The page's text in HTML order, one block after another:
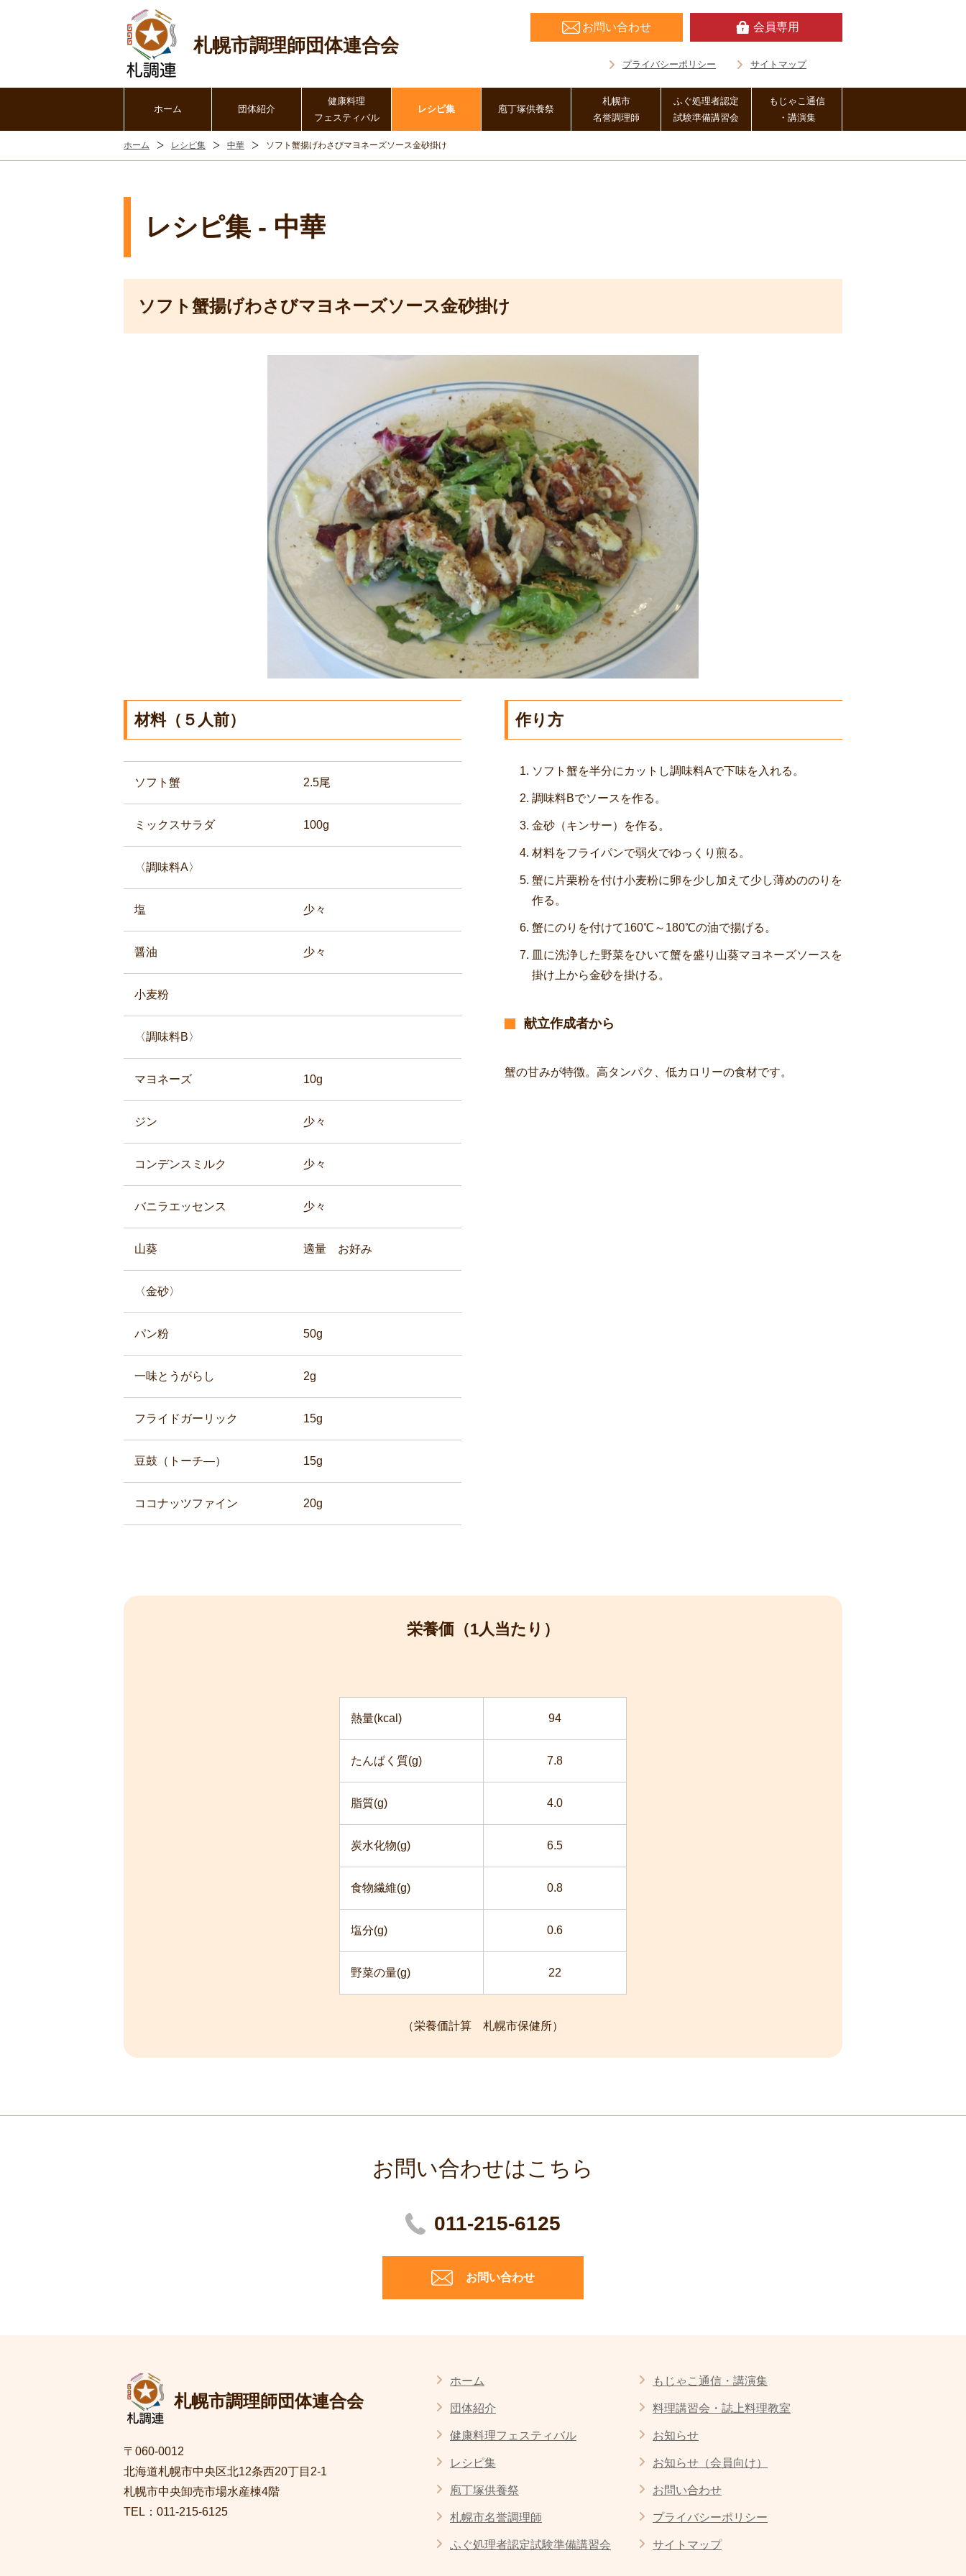
札幌市調理師団体連合会
会員専用
お問い合わせ
プライバシーポリシー サイトマップ
ホーム 団体紹介
健康料理
フェスティバル
レシピ集 庖丁塚供養祭
札幌市
名誉調理師
ふぐ処理者認定
試験準備講習会
もじゃこ通信
・講演集
ホーム レシピ集 中華 ソフト蟹揚げわさびマヨネーズソース金砂掛け
レシピ集 - 中華
ソフト蟹揚げわさびマヨネーズソース金砂掛け
材料（５人前）
ソフト蟹 2.5尾
ミックスサラダ 100g
〈調味料A〉
塩 少々
醤油 少々
小麦粉
〈調味料B〉
マヨネーズ 10g
ジン 少々
コンデンスミルク 少々
バニラエッセンス 少々
山葵 適量 お好み
〈金砂〉
パン粉 50g
一味とうがらし 2g
フライドガーリック 15g
豆鼓（トーチ―） 15g
ココナッツファイン 20g
作り方
ソフト蟹を半分にカットし調味料Aで下味を入れる。
調味料Bでソースを作る。
金砂（キンサー）を作る。
材料をフライパンで弱火でゆっくり煎る。
蟹に片栗粉を付け小麦粉に卵を少し加えて少し薄めののりを
作る。
蟹にのりを付けて160℃～180℃の油で揚げる。
皿に洗浄した野菜をひいて蟹を盛り山葵マヨネーズソースを
掛け上から金砂を掛ける。
献立作成者から
蟹の甘みが特徴。高タンパク、低カロリーの食材です。
栄養価（1人当たり）
熱量(kcal) 94
たんぱく質(g) 7.8
脂質(g) 4.0
炭水化物(g) 6.5
食物繊維(g) 0.8
塩分(g) 0.6
野菜の量(g) 22
（栄養価計算 札幌市保健所）
お問い合わせはこちら
011-215-6125
お問い合わせ
札幌市調理師団体連合会
〒060-0012
北海道札幌市中央区北12条西20丁目2-1
札幌市中央卸売市場水産棟4階
TEL：011-215-6125
ホーム
団体紹介
健康料理フェスティバル
レシピ集
庖丁塚供養祭
札幌市名誉調理師
ふぐ処理者認定試験準備講習会
もじゃこ通信・講演集
料理講習会・誌上料理教室
お知らせ
お知らせ（会員向け）
お問い合わせ
プライバシーポリシー
サイトマップ